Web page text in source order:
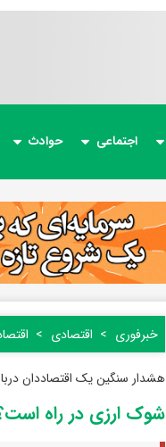
اجتماعی حوادث
خبرفوری اقتصادی
هشدار سنگین یک اقتصاددان
شوک ارزی در راه